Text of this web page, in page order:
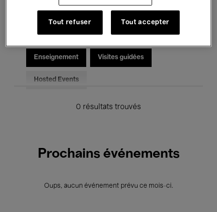
Pour tous Kids’ Palace
Enseignement Visites guidées
Hosted Events
0 résultats trouvés
Prochains événements
Oups, aucun événement prévu ce mois-ci.
Tout refuser Tout accepter